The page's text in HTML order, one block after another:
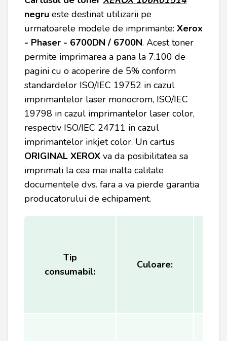
negru este destinat utilizarii pe
urmatoarele modele de imprimante: Xerox
- Phaser - 6700DN / 6700N. Acest toner
permite imprimarea a pana la 7.100 de
pagini cu o acoperire de 5% conform
standardelor ISO/IEC 19752 in cazul
imprimantelor laser monocrom, ISO/IEC
19798 in cazul imprimantelor laser color,
respectiv ISO/IEC 24711 in cazul
imprimantelor inkjet color. Un cartus
ORIGINAL XEROX va da posibilitatea sa
imprimati la cea mai inalta calitate
documentele dvs. fara a va pierde garantia
producatorului de echipament.
Tip
consumabil:
Culoare: